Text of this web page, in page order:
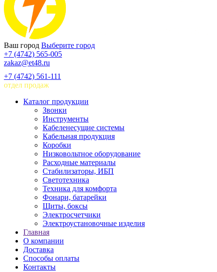
Ваш город Выберите город
+7 (4742) 565-005
zakaz@et48.ru
+7 (4742) 561-111
отдел продаж
Каталог продукции
Звонки
Инструменты
Кабеленесущие системы
Кабельная продукция
Коробки
Низковольтное оборудование
Расходные материалы
Стабилизаторы, ИБП
Светотехника
Техника для комфорта
Фонари, батарейки
Щиты, боксы
Электросчетчики
Электроустановочные изделия
Главная
О компании
Доставка
Способы оплаты
Контакты